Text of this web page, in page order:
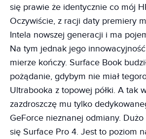
się prawie że identycznie co mój
Oczywiście, z racji daty premiery
Intela nowszej generacji i ma
Na tym jednak jego
mierze kończy. Surface Book
pożądanie, gdybym nie miał
Ultrabooka z topowej półki. A tak
zazdroszczę mu tylko
GeForce nieznanej odmiany.
się Surface Pro 4. Jest to poziom